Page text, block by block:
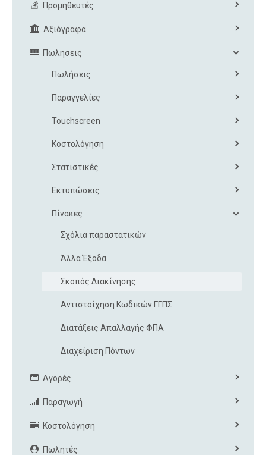
Προμηθευτές
Αξιόγραφα
Πωλησεις
Πωλήσεις
Παραγγελίες
Touchscreen
Κοστολόγηση
Στατιστικές
Εκτυπώσεις
Πίνακες
Σχόλια παραστατικών
Άλλα Έξοδα
Σκοπός Διακίνησης
Αντιστοίχηση Κωδικών ΓΓΠΣ
Διατάξεις Απαλλαγής ΦΠΑ
Διαχείριση Πόντων
Αγορές
Παραγωγή
Κοστολόγηση
Πωλητές